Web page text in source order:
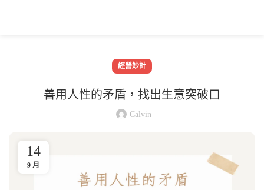
經營妙計
善用人性的矛盾，找出生意突破口
Calvin
14
9 月